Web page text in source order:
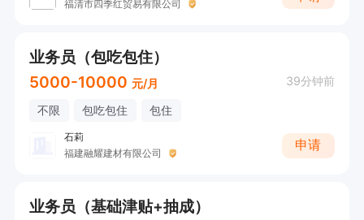
福清市四季红贸易有限公司
业务员（包吃包住）
5000-10000 元/月 39分钟前
不限 包吃包住 包住
石莉
福建融耀建材有限公司
申请
业务员（基础津贴+抽成）